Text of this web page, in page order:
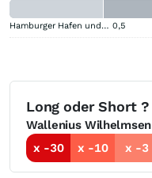
Hamburger Hafen und Logistik 0,5
Long oder Short ?
Wallenius Wilhelmsen
x -30
x -10 x -3